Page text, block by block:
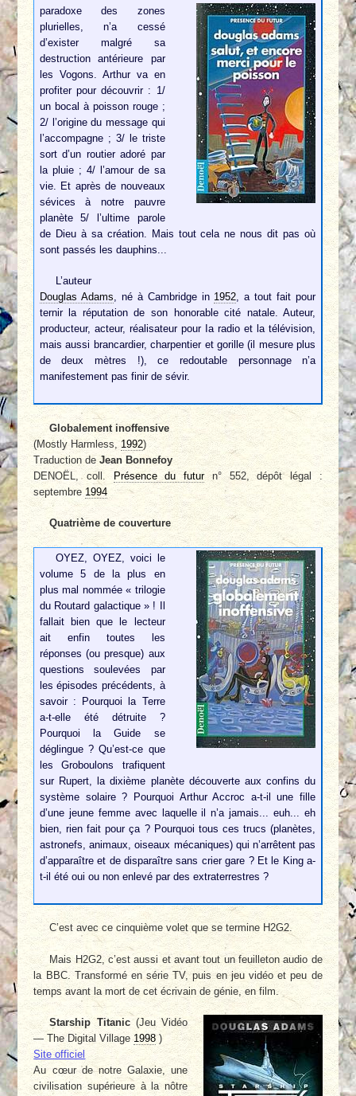
paradoxe des zones
plurielles, n’a cessé
d’exister malgré sa
destruction antérieure par
les Vogons. Arthur va en
profiter pour découvrir : 1/
un bocal à poisson rouge ;
2/ l’origine du message qui
l’accompagne ; 3/ le triste
sort d’un routier adoré par
la pluie ; 4/ l’amour de sa
vie. Et après de nouveaux
sévices à notre pauvre
planète 5/ l’ultime parole
de Dieu à sa création. Mais tout cela ne nous dit pas où
sont passés les dauphins...
L’auteur
Douglas Adams, né à Cambridge in 1952, a tout fait pour
ternir la réputation de son honorable cité natale. Auteur,
producteur, acteur, réalisateur pour Ia radio et la télévision,
mais aussi brancardier, charpentier et gorille (il mesure plus
de deux mètres !), ce redoutable personnage n’a
manifestement pas finir de sévir.
Globalement inoffensive
(Mostly Harmless, 1992)
Traduction deJean Bonnefoy
DENOËL, coll. Présence du futurn° 552, dépôt légal :
septembre 1994
Quatrième de couverture
OYEZ, OYEZ, voici le
volume 5 de la plus en
plus mal nommée « trilogie
du Routard galactique » ! Il
fallait bien que le lecteur
ait enfin toutes les
réponses (ou presque) aux
questions soulevées par
les épisodes précédents, à
savoir : Pourquoi la Terre
a-t-elle été détruite ?
Pourquoi la Guide se
déglingue ? Qu’est-ce que
les Groboulons trafiquent
sur Rupert, la dixième planète découverte aux confins du
système solaire ? Pourquoi Arthur Accroc a-t-il une fille
d’une jeune femme avec laquelle il n’a jamais... euh... eh
bien, rien fait pour ça ? Pourquoi tous ces trucs (planètes,
astronefs, animaux, oiseaux mécaniques) qui n’arrêtent pas
d’apparaître et de disparaître sans crier gare ? Et le King a-
t-il été oui ou non enlevé par des extraterrestres ?
C’est avec ce cinquième volet que se termine H2G2.
Mais H2G2, c’est aussi et avant tout un feuilleton audio de
la BBC. Transformé en série TV, puis en jeu vidéo et peu de
temps avant la mort de cet écrivain de génie, en film.
Starship Titanic(Jeu Vidéo
— The Digital Village1998)
Site officiel
Au cœur de notre Galaxie, une
civilisation supérieure à la nôtre